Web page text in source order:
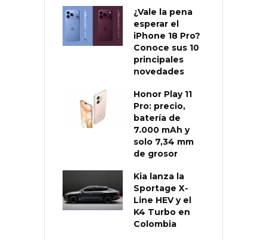
¿Vale la pena
esperar el
iPhone 18 Pro?
Conoce sus 10
principales
novedades
Honor Play 11
Pro: precio,
batería de
7.000 mAh y
solo 7,34 mm
de grosor
Kia lanza la
Sportage X-
Line HEV y el
K4 Turbo en
Colombia